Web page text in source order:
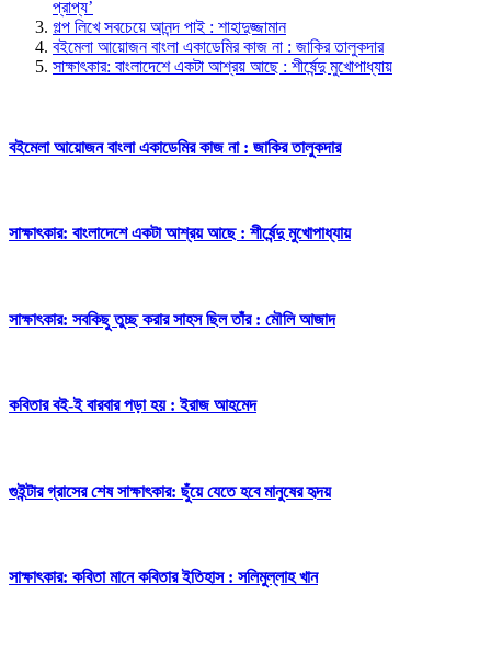
প্রাপ্য’
গল্প লিখে সবচেয়ে আনন্দ পাই : শাহাদুজ্জামান
বইমেলা আয়োজন বাংলা একাডেমির কাজ না : জাকির তালুকদার
সাক্ষাৎকার: বাংলাদেশে একটা আশ্রয় আছে : শীর্ষেন্দু মুখোপাধ্যায়
বইমেলা আয়োজন বাংলা একাডেমির কাজ না : জাকির তালুকদার
সাক্ষাৎকার: বাংলাদেশে একটা আশ্রয় আছে : শীর্ষেন্দু মুখোপাধ্যায়
সাক্ষাৎকার: সবকিছু তুচ্ছ করার সাহস ছিল তাঁর : মৌলি আজাদ
কবিতার বই-ই বারবার পড়া হয় : ইরাজ আহমেদ
গুইন্টার গ্রাসের শেষ সাক্ষাৎকার: ছুঁয়ে যেতে হবে মানুষের হৃদয়
সাক্ষাৎকার: কবিতা মানে কবিতার ইতিহাস : সলিমুল্লাহ খান